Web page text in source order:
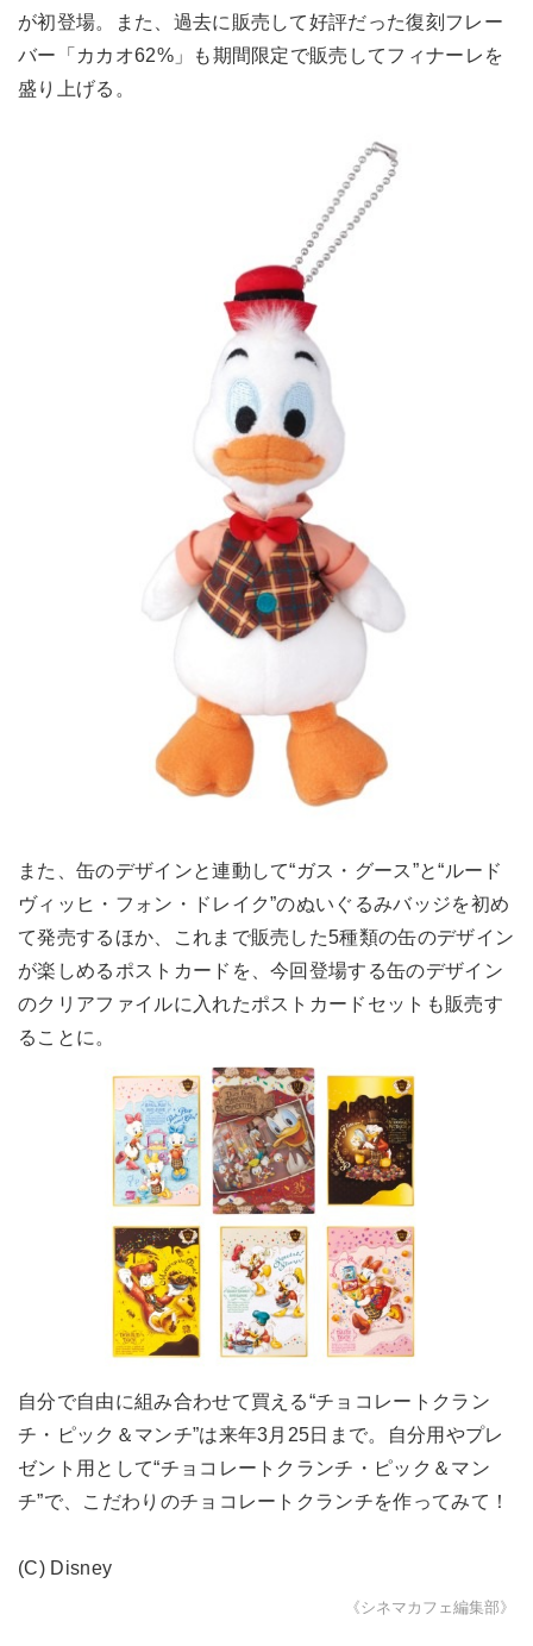
が初登場。また、過去に販売して好評だった復刻フレー
バー「カカオ62%」も期間限定で販売してフィナーレを
盛り上げる。
また、缶のデザインと連動して“ガス・グース”と“ルード
ヴィッヒ・フォン・ドレイク”のぬいぐるみバッジを初め
て発売するほか、これまで販売した5種類の缶のデザイン
が楽しめるポストカードを、今回登場する缶のデザイン
のクリアファイルに入れたポストカードセットも販売す
ることに。
自分で自由に組み合わせて買える“チョコレートクラン
チ・ピック＆マンチ”は来年3月25日まで。自分用やプレ
ゼント用として“チョコレートクランチ・ピック＆マン
チ”で、こだわりのチョコレートクランチを作ってみて！
(C) Disney
《シネマカフェ編集部》